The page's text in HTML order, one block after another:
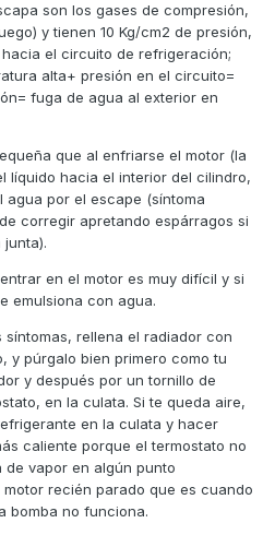
son los gases de compresión,
y tienen 10 Kg/cm2 de presión,
el circuito de refrigeración;
alta+ presión en el circuito=
fuga de agua al exterior en
que al enfriarse el motor (la
líquido hacia el interior del cilindro,
por el escape (síntoma
corregir apretando espárragos si
en el motor es muy difícil y si
emulsiona con agua.
rellena el radiador con
y púrgalo bien primero como tu
y después por un tornillo de
en la culata. Si te queda aire,
en la culata y hacer
caliente porque el termostato no
vapor en algún punto
recién parado que es cuando
bomba no funciona.